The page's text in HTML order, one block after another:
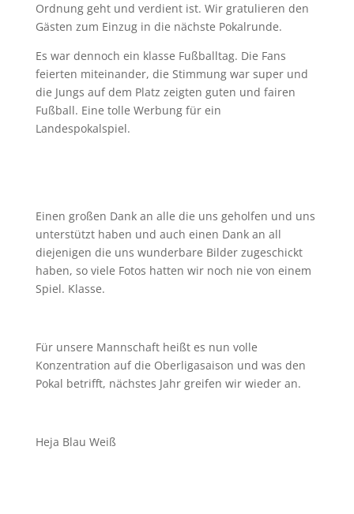
Ordnung geht und verdient ist. Wir gratulieren den
Gästen zum Einzug in die nächste Pokalrunde.
Es war dennoch ein klasse Fußballtag. Die Fans
feierten miteinander, die Stimmung war super und
die Jungs auf dem Platz zeigten guten und fairen
Fußball. Eine tolle Werbung für ein
Landespokalspiel.
Einen großen Dank an alle die uns geholfen und uns
unterstützt haben und auch einen Dank an all
diejenigen die uns wunderbare Bilder zugeschickt
haben, so viele Fotos hatten wir noch nie von einem
Spiel. Klasse.
Für unsere Mannschaft heißt es nun volle
Konzentration auf die Oberligasaison und was den
Pokal betrifft, nächstes Jahr greifen wir wieder an.
Heja Blau Weiß